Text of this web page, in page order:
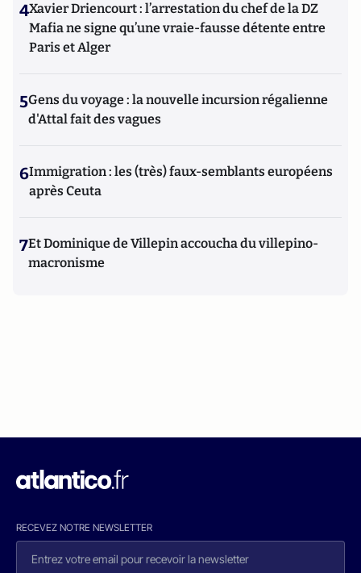
4Xavier Driencourt : l’arrestation du chef de la DZ
Mafia ne signe qu’une vraie-fausse détente entre
Paris et Alger
5Gens du voyage : la nouvelle incursion régalienne
d'Attal fait des vagues
6Immigration : les (très) faux-semblants européens
après Ceuta
7Et Dominique de Villepin accoucha du villepino-
macronisme
RECEVEZ NOTRE NEWSLETTER